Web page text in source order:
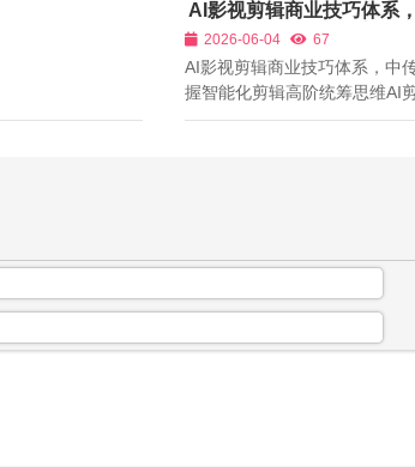
创作者在变现的过程中，常常
账号有了一定的粉丝量，却找
AI影视剪辑商业技巧体系
课程掌握智能化剪辑高阶统
2026-06-04 67
AI影视剪辑商业技巧体系，中
握智能化剪辑高阶统筹思维AI
彻底改写了影视后期行业的竞